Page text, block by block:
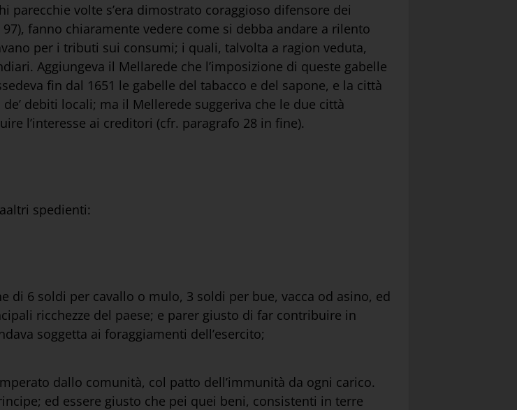
parecchie volte s’era dimostrato coraggioso difensore dei
fanno chiaramente vedere come si debba andare a rilento
per i tributi sui consumi; i quali, talvolta a ragion veduta,
Aggiungeva il Mellarede che l’imposizione di queste gabelle
fin dal 1651 le gabelle del tabacco e del sapone, e la città
debiti locali; ma il Mellerede suggeriva che le due città
l’interesse ai creditori (cfr. paragrafo 28 in fine).
spedienti:
6 soldi per cavallo o mulo, 3 soldi per bue, vacca od asino, ed
ricchezze del paese; e parer giusto di far contribuire in
soggetta ai foraggiamenti dell’esercito;
dallo comunità, col patto dell’immunità da ogni carico.
ed essere giusto che pei quei beni, consistenti in terre